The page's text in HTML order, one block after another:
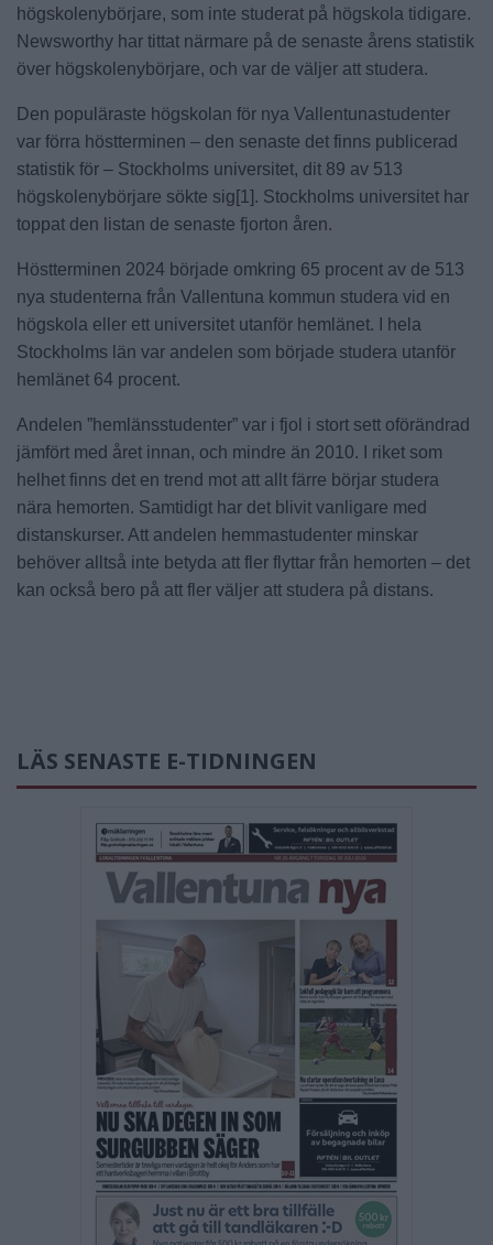
högskolenybörjare, som inte studerat på högskola tidigare.
Newsworthy har tittat närmare på de senaste årens statistik
över högskolenybörjare, och var de väljer att studera.
Den populäraste högskolan för nya Vallentunastudenter
var förra höstterminen – den senaste det finns publicerad
statistik för – Stockholms universitet, dit 89 av 513
högskolenybörjare sökte sig[1]. Stockholms universitet har
toppat den listan de senaste fjorton åren.
Höstterminen 2024 började omkring 65 procent av de 513
nya studenterna från Vallentuna kommun studera vid en
högskola eller ett universitet utanför hemlänet. I hela
Stockholms län var andelen som började studera utanför
hemlänet 64 procent.
Andelen ”hemlänsstudenter” var i fjol i stort sett oförändrad
jämfört med året innan, och mindre än 2010. I riket som
helhet finns det en trend mot att allt färre börjar studera
nära hemorten. Samtidigt har det blivit vanligare med
distanskurser. Att andelen hemmastudenter minskar
behöver alltså inte betyda att fler flyttar från hemorten – det
kan också bero på att fler väljer att studera på distans.
LÄS SENASTE E-TIDNINGEN